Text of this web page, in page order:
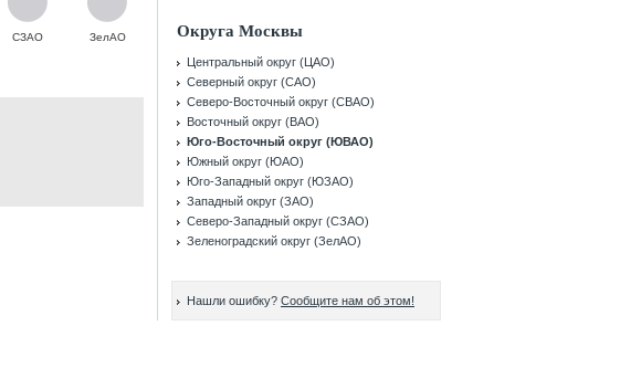
СЗАО ЗелАО Округа Москвы
Центральный округ (ЦАО)
Северный округ (САО)
Северо-Восточный округ (СВАО)
Восточный округ (ВАО)
Юго-Восточный округ (ЮВАО)
Южный округ (ЮАО)
Юго-Западный округ (ЮЗАО)
Западный округ (ЗАО)
Северо-Западный округ (СЗАО)
Зеленоградский округ (ЗелАО)
Нашли ошибку? Сообщите нам об этом!